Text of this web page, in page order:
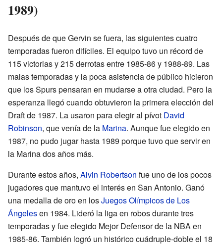
1989)
Después de que Gervin se fuera, las siguientes cuatro
temporadas fueron difíciles. El equipo tuvo un récord de
115 victorias y 215 derrotas entre 1985-86 y 1988-89. Las
malas temporadas y la poca asistencia de público hicieron
que los Spurs pensaran en mudarse a otra ciudad. Pero la
esperanza llegó cuando obtuvieron la primera elección del
Draft de 1987. La usaron para elegir al pívot David
Robinson, que venía de la Marina. Aunque fue elegido en
1987, no pudo jugar hasta 1989 porque tuvo que servir en
la Marina dos años más.
Durante estos años, Alvin Robertson fue uno de los pocos
jugadores que mantuvo el interés en San Antonio. Ganó
una medalla de oro en losJuegos Olímpicos de Los
Ángelesen 1984. Lideró la liga en robos durante tres
temporadas y fue elegido Mejor Defensor de la NBA en
1985-86. También logró un histórico cuádruple-doble el 18